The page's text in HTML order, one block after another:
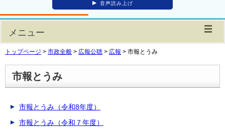
音声読み上げ
メニュー
トップページ > 市政全般 > 広報公聴 > 広報 > 市報とうみ
市報とうみ
市報とうみ（令和8年度）
市報とうみ（令和７年度）